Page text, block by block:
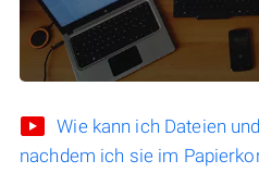
Wie kann ich Dateien
nachdem ich sie im